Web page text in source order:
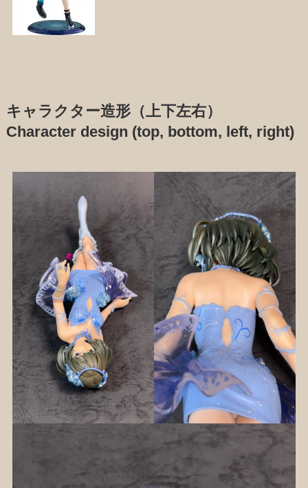
キャラクター造形（上下左右）
Character design (top, bottom, left, right)